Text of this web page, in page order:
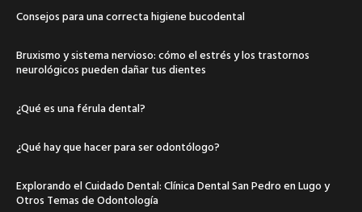
Consejos para una correcta higiene bucodental
Bruxismo y sistema nervioso: cómo el estrés y los trastornos
neurológicos pueden dañar tus dientes
¿Qué es una férula dental?
¿Qué hay que hacer para ser odontólogo?
Explorando el Cuidado Dental: Clínica Dental San Pedro en Lugo y
Otros Temas de Odontología